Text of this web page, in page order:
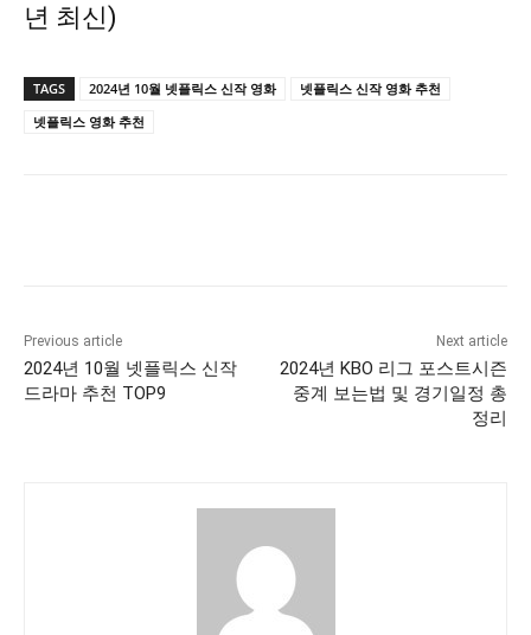
년 최신)
TAGS 2024년 10월 넷플릭스 신작 영화
넷플릭스 신작 영화 추천
넷플릭스 영화 추천
Previous article
2024년 10월 넷플릭스 신작
드라마 추천 TOP9
Next article
2024년 KBO 리그 포스트시즌
중계 보는법 및 경기일정 총
정리